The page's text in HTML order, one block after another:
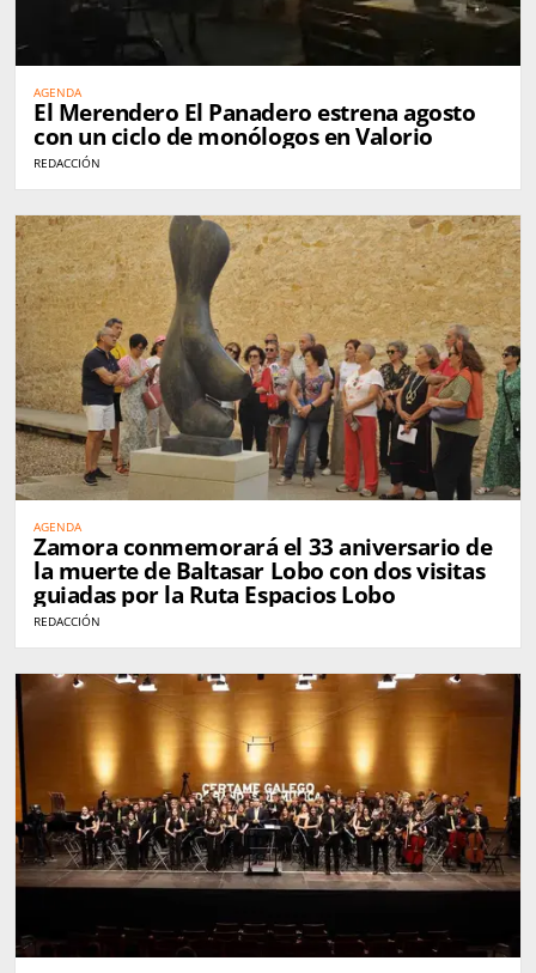
AGENDA
El Merendero El Panadero estrena agosto
con un ciclo de monólogos en Valorio
REDACCIÓN
AGENDA
Zamora conmemorará el 33 aniversario de
la muerte de Baltasar Lobo con dos visitas
guiadas por la Ruta Espacios Lobo
REDACCIÓN